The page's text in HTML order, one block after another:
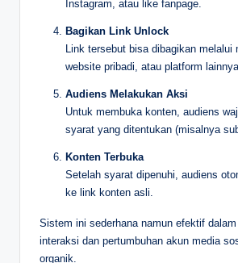
Instagram, atau like fanpage.
Bagikan Link Unlock
Link tersebut bisa dibagikan melalui
website pribadi, atau platform lainnya.
Audiens Melakukan Aksi
Untuk membuka konten, audiens
syarat yang ditentukan (misalnya
Konten Terbuka
Setelah syarat dipenuhi, audiens
ke link konten asli.
Sistem ini sederhana namun efektif
interaksi dan pertumbuhan akun media
organik.